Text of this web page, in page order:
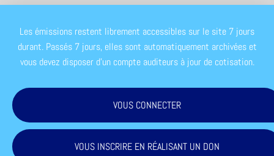
Les émissions restent librement accessibles sur le site 7 jours
durant. Passés 7 jours, elles sont automatiquement archivées et
vous devez disposer d'un compte auditeurs à jour de cotisation.
VOUS CONNECTER
VOUS INSCRIRE EN RÉALISANT UN DON